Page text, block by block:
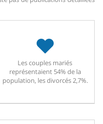
Les couples mariés
représentaient 54% de la
population, les divorcés 2,7%.